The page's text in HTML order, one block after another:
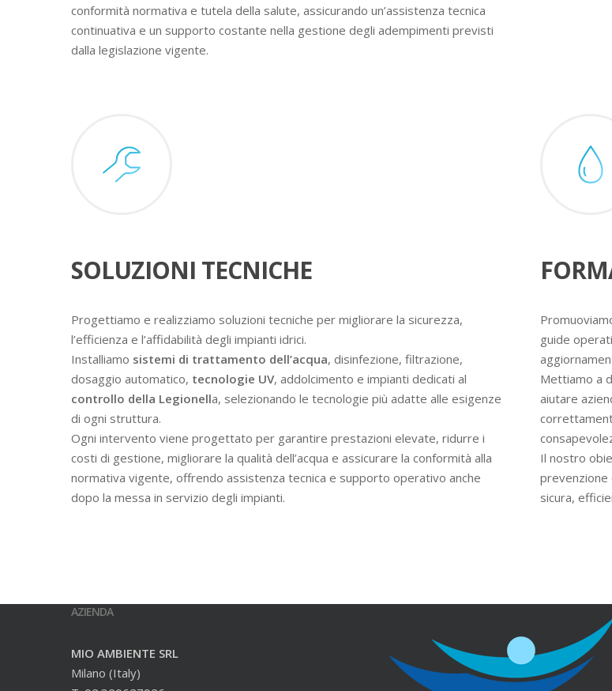
conformità normativa e tutela della salute, assicurando un’assistenza tecnica
continuativa e un supporto costante nella gestione degli adempimenti previsti
dalla legislazione vigente.
SOLUZIONI TECNICHE
Progettiamo e realizziamo soluzioni tecniche per migliorare la sicurezza,
l’efficienza e l’affidabilità degli impianti idrici.
Installiamo sistemi di trattamento dell’acqua, disinfezione, filtrazione,
dosaggio automatico, tecnologie UV, addolcimento e impianti dedicati al
controllo della Legionella, selezionando le tecnologie più adatte alle esigenze
di ogni struttura.
Ogni intervento viene progettato per garantire prestazioni elevate, ridurre i
costi di gestione, migliorare la qualità dell’acqua e assicurare la conformità alla
normativa vigente, offrendo assistenza tecnica e supporto operativo anche
dopo la messa in servizio degli impianti.
guide
Mettiamo a
aiutare
Il nostro
prevenzione
sicura,
AZIENDA
MIO AMBIENTE SRL
Milano (Italy)